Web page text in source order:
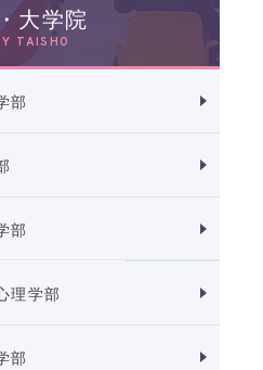
大学院
TAISHO
部
部
理学部
部